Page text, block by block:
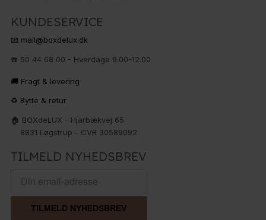
KUNDESERVICE
📧 mail@boxdelux.dk
☎️ 50 44 68 00 - Hverdage 9.00-12.00
🚚 Fragt & levering
♻️ Bytte & retur
🏠 BOXdeLUX - Hjarbækvej 65
8831 Løgstrup - CVR 30589092
TILMELD NYHEDSBREV
TILMELD NYHEDSBREV